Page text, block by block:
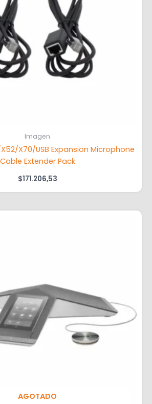
Imagen
X70/USB Expansion Microphone
Cable Extender Pack
$171.206,53
AGOTADO